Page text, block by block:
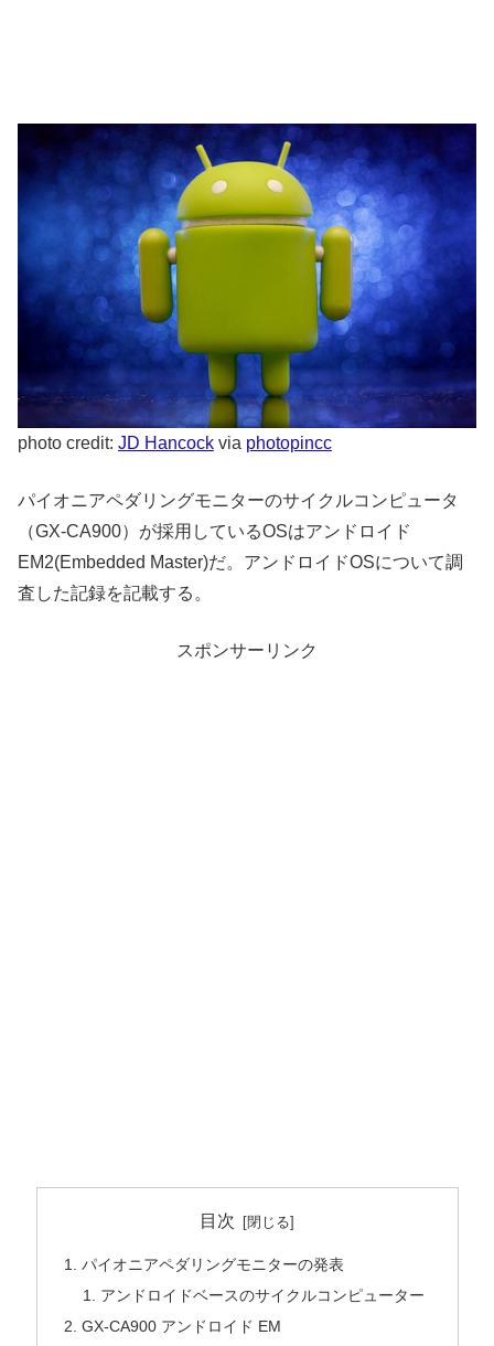
photo credit: JD Hancock via photopincc
パイオニアペダリングモニターのサイクルコンピュータ
（GX-CA900）が採用しているOSはアンドロイド
EM2(Embedded Master)だ。アンドロイドOSについて調
査した記録を記載する。
スポンサーリンク
目次
パイオニアペダリングモニターの発表
アンドロイドベースのサイクルコンピューター
GX-CA900 アンドロイド EM